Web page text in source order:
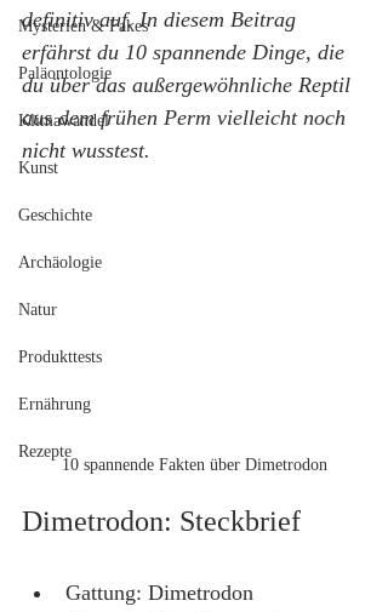
Mysterien & Fakes
Paläontologie
Klimawandel
Kunst
Geschichte
Archäologie
Natur
Produkttests
Ernährung
Rezepte
definitiv auf. In diesem Beitrag
erfährst du 10 spannende Dinge, die
du über das außergewöhnliche Reptil
aus dem frühen Perm vielleicht noch
nicht wusstest.
10 spannende Fakten über Dimetrodon
Dimetrodon: Steckbrief
Gattung: Dimetrodon